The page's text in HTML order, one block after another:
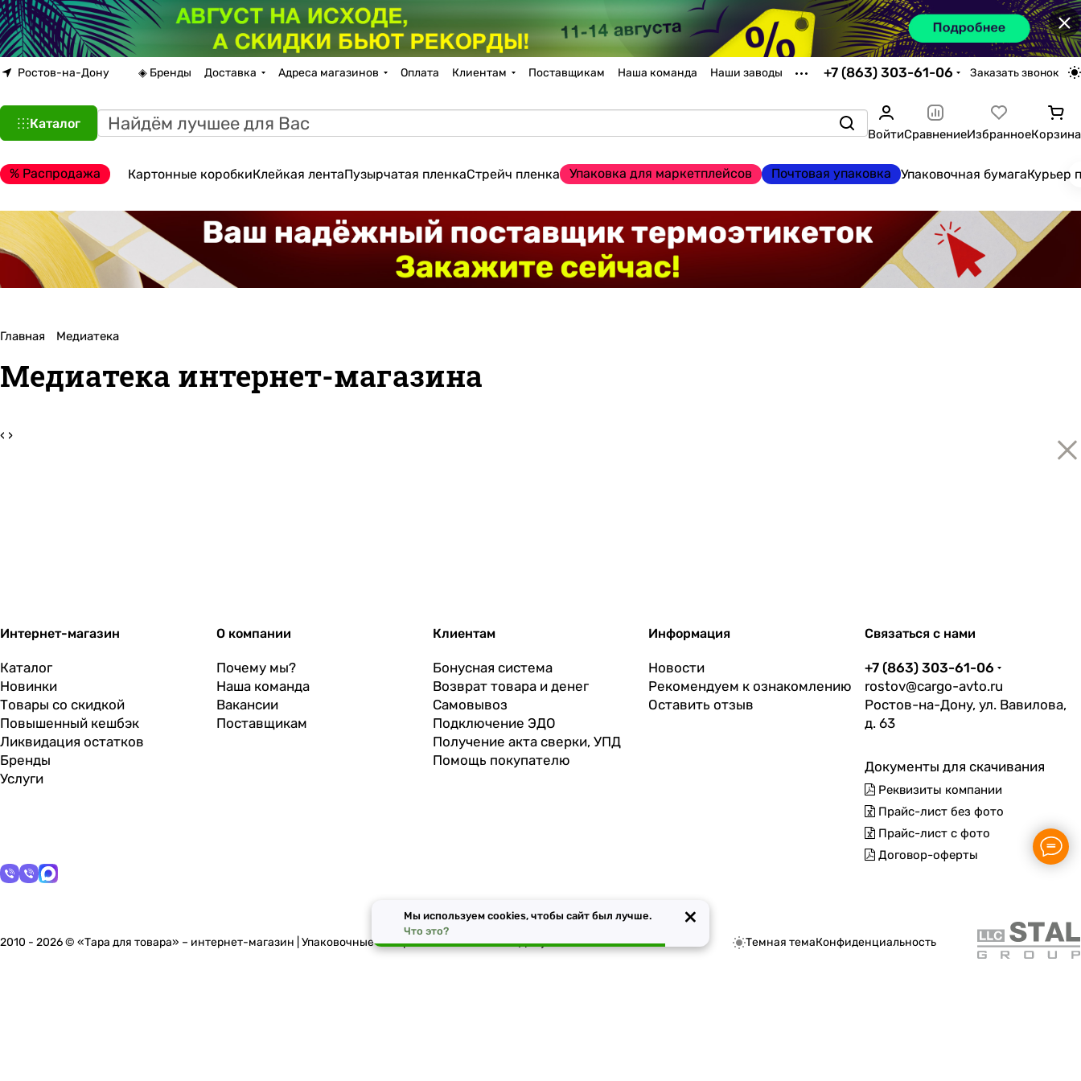
×
Ростов-на-Дону ◈ Бренды Доставка Адреса магазинов Оплата Клиентам Поставщикам Наша команда Наши заводы +7 (863) 303-61-06 Заказать звонок
Каталог
ВойтиСравнениеИзбранноеКорзина
% Распродажа Картонные коробкиКлейкая лентаПузырчатая пленкаСтрейч пленка Упаковка для маркетплейсов Почтовая упаковка Упаковочная бумагаКурьер
Главная Медиатека
Медиатека интернет-магазина
‹ › ×
Интернет-магазин
Каталог
Новинки
Товары со скидкой
Повышенный кешбэк
Ликвидация остатков
Бренды
Услуги
О компании
Почему мы?
Наша команда
Вакансии
Поставщикам
Клиентам
Бонусная система
Возврат товара и денег
Самовывоз
Подключение ЭДО
Получение акта сверки, УПД
Помощь покупателю
Информация
Новости
Рекомендуем к ознакомлению
Оставить отзыв
Связаться с нами
+7 (863) 303-61-06
rostov@cargo-avto.ru
Ростов-на-Дону, ул. Вавилова,
д. 63
Документы для скачивания
Реквизиты компании
Прайс-лист без фото
Прайс-лист с фото
Договор-оферты
2010 - 2026 © «Тара для товара» – интернет-магазин | Упаковочные материалы в Ростове-на-Дону Темная темаКонфиденциальность
Мы используем cookies, чтобы сайт был лучше.
Что это?
×